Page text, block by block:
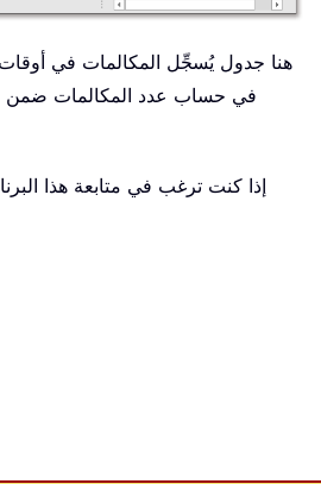
هنا جدول يُسجِّل المكالمات في
في حساب عدد المكالمات ضمن
إذا كنت ترغب في متابعة هذا